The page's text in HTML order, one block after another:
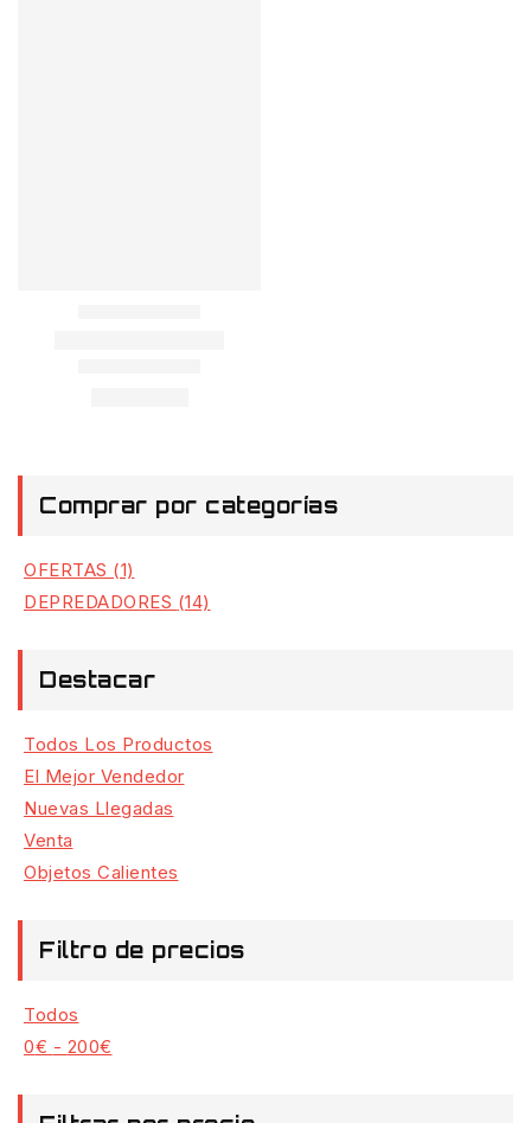
Comprar por categorías
OFERTAS (1)
DEPREDADORES (14)
Destacar
Todos Los Productos
El Mejor Vendedor
Nuevas Llegadas
Venta
Objetos Calientes
Filtro de precios
Todos
0€ - 200€